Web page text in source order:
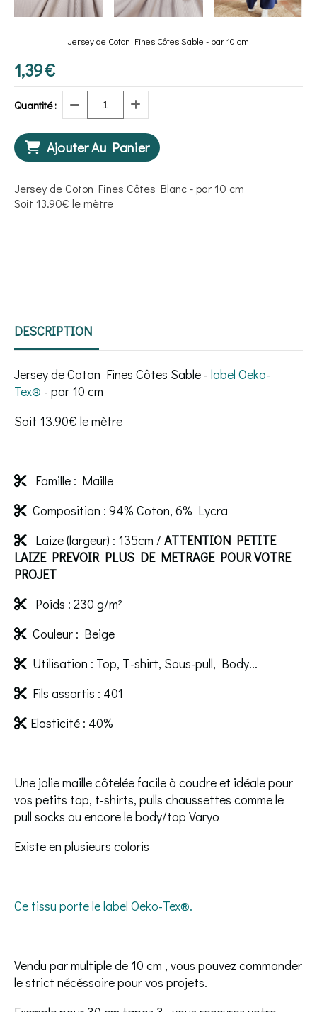
Jersey de Coton Fines Côtes Sable - par 10 cm
1,39€
Quantité :
Ajouter Au Panier
Jersey de Coton Fines Côtes Blanc - par 10 cm
Soit 13.90€ le mètre
DESCRIPTION
Jersey de Coton Fines Côtes Sable - label Oeko-
Tex®️ - par 10 cm
Soit 13.90€ le mètre
 Famille : Maille
 Composition : 94% Coton, 6% Lycra
 Laize (largeur) : 135cm / ATTENTION PETITE
LAIZE PREVOIR PLUS DE METRAGE POUR VOTRE
PROJET
 Poids : 230 g/m²
 Couleur : Beige
 Utilisation : Top, T-shirt, Sous-pull, Body...
 Fils assortis : 401
 Elasticité : 40%
Une jolie maille côtelée facile à coudre et idéale pour
vos petits top, t-shirts, pulls chaussettes comme le
pull socks ou encore le body/top Varyo
Existe en plusieurs coloris
Ce tissu porte le label Oeko-Tex®️.
Vendu par multiple de 10 cm , vous pouvez commander
le strict nécéssaire pour vos projets.